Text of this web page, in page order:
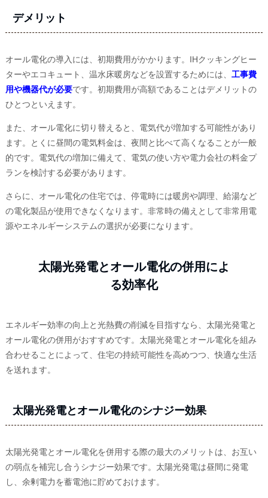
デメリット
オール電化の導入には、初期費用がかかります。IHクッキングヒー
ターやエコキュート、温水床暖房などを設置するためには、 工事費
用や機器代が必要です。初期費用が高額であることはデメリットの
ひとつといえます。
また、オール電化に切り替えると、電気代が増加する可能性があり
ます。とくに昼間の電気料金は、夜間と比べて高くなることが一般
的です。電気代の増加に備えて、電気の使い方や電力会社の料金プ
ランを検討する必要があります。
さらに、オール電化の住宅では、停電時には暖房や調理、給湯など
の電化製品が使用できなくなります。非常時の備えとして非常用電
源やエネルギーシステムの選択が必要になります。
太陽光発電とオール電化の併用によ
る効率化
エネルギー効率の向上と光熱費の削減を目指すなら、太陽光発電と
オール電化の併用がおすすめです。太陽光発電とオール電化を組み
合わせることによって、住宅の持続可能性を高めつつ、快適な生活
を送れます。
太陽光発電とオール電化のシナジー効果
太陽光発電とオール電化を併用する際の最大のメリットは、お互い
の弱点を補完し合うシナジー効果です。太陽光発電は昼間に発電
し、余剰電力を蓄電池に貯めておけます。